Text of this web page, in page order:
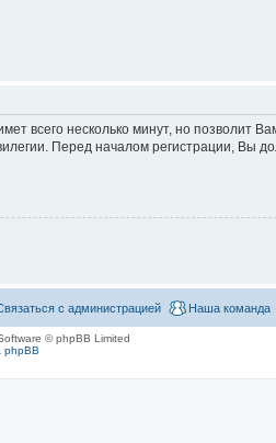
всего несколько минут, но позволит
Перед началом регистрации, Вы
Наша команда
с администрацией
© phpBB Limited
phpBB